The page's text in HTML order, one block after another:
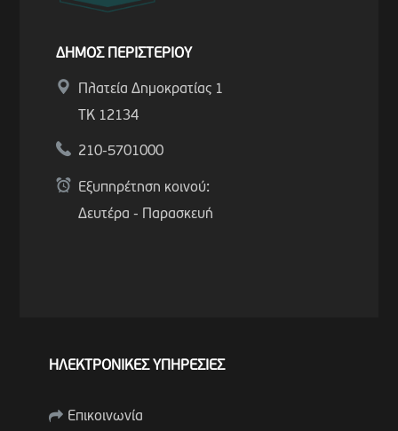
ΔΗΜΟΣ ΠΕΡΙΣΤΕΡΙΟΥ
Πλατεία Δημοκρατίας 1
ΤΚ 12134
210-5701000
Εξυπηρέτηση κοινού:
Δευτέρα - Παρασκευή
ΗΛΕΚΤΡΟΝΙΚΕΣ ΥΠΗΡΕΣΙΕΣ
Επικοινωνία